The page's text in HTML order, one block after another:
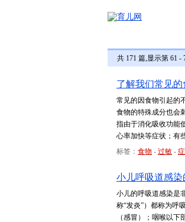
共 171 篇,显示第 61 -
了解我们常见
常见的因食物引起的
食物的特殊成分也会
指由于消化吸收功能
心率加快等症状；有
标签： 食物 - 过敏 -
小儿呼吸道感染
小儿的呼吸道感染是
称“发炎”）都称为呼
（感冒）；咽喉以下